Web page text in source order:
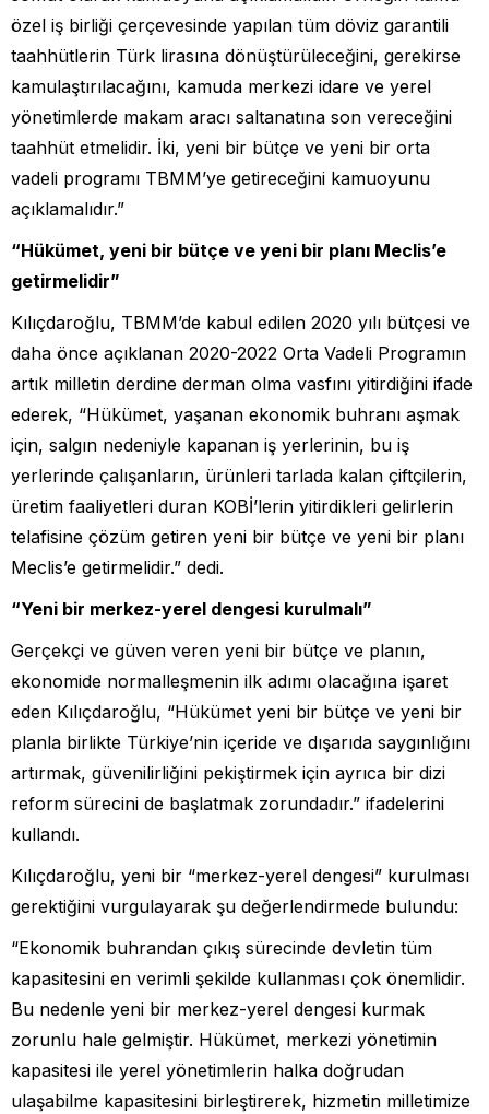
özel iş birliği çerçevesinde yapılan tüm döviz garantili
taahhütlerin Türk lirasına dönüştürüleceğini, gerekirse
kamulaştırılacağını, kamuda merkezi idare ve yerel
yönetimlerde makam aracı saltanatına son vereceğini
taahhüt etmelidir. İki, yeni bir bütçe ve yeni bir orta
vadeli programı TBMM’ye getireceğini kamuoyunu
açıklamalıdır.”
“Hükümet, yeni bir bütçe ve yeni bir planı Meclis’e
getirmelidir”
Kılıçdaroğlu, TBMM’de kabul edilen 2020 yılı bütçesi ve
daha önce açıklanan 2020-2022 Orta Vadeli Programın
artık milletin derdine derman olma vasfını yitirdiğini ifade
ederek, “Hükümet, yaşanan ekonomik buhranı aşmak
için, salgın nedeniyle kapanan iş yerlerinin, bu iş
yerlerinde çalışanların, ürünleri tarlada kalan çiftçilerin,
üretim faaliyetleri duran KOBİ’lerin yitirdikleri gelirlerin
telafisine çözüm getiren yeni bir bütçe ve yeni bir planı
Meclis’e getirmelidir.” dedi.
“Yeni bir merkez-yerel dengesi kurulmalı”
Gerçekçi ve güven veren yeni bir bütçe ve planın,
ekonomide normalleşmenin ilk adımı olacağına işaret
eden Kılıçdaroğlu, “Hükümet yeni bir bütçe ve yeni bir
planla birlikte Türkiye’nin içeride ve dışarıda saygınlığını
artırmak, güvenilirliğini pekiştirmek için ayrıca bir dizi
reform sürecini de başlatmak zorundadır.” ifadelerini
kullandı.
Kılıçdaroğlu, yeni bir “merkez-yerel dengesi” kurulması
gerektiğini vurgulayarak şu değerlendirmede bulundu:
“Ekonomik buhrandan çıkış sürecinde devletin tüm
kapasitesini en verimli şekilde kullanması çok önemlidir.
Bu nedenle yeni bir merkez-yerel dengesi kurmak
zorunlu hale gelmiştir. Hükümet, merkezi yönetimin
kapasitesi ile yerel yönetimlerin halka doğrudan
ulaşabilme kapasitesini birleştirerek, hizmetin milletimize